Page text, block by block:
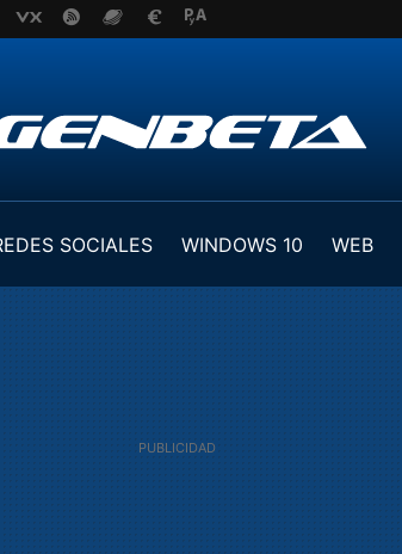
SOCIALES WINDOWS 10 WEB